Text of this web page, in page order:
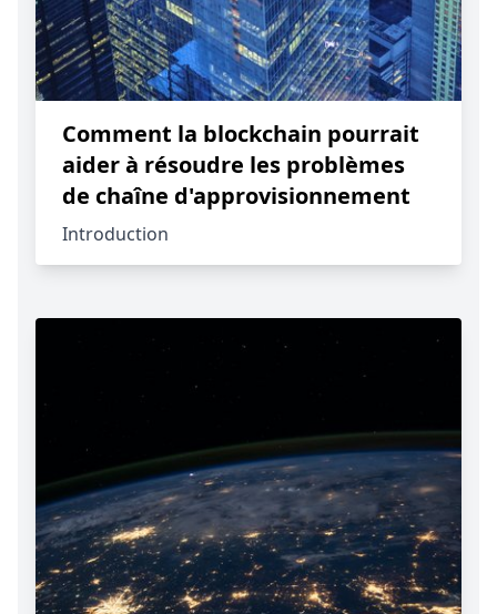
Comment la blockchain pourrait
aider à résoudre les problèmes
de chaîne d'approvisionnement
Introduction